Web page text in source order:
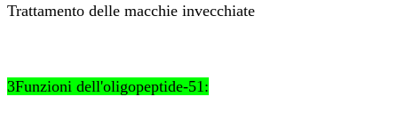
Trattamento delle macchie invecchiate
3Funzioni dell'oligopeptide-51: